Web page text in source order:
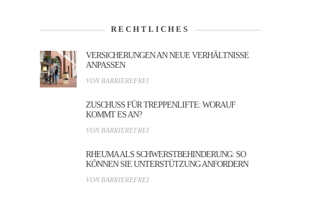
RECHTLICHES
VERSICHERUNGEN AN NEUE VERHÄLTNISSE
ANPASSEN
VON BARRIEREFREI
ZUSCHUSS FÜR TREPPENLIFTE: WORAUF
KOMMT ES AN?
VON BARRIEREFREI
RHEUMA ALS SCHWERSTBEHINDERUNG: SO
KÖNNEN SIE UNTERSTÜTZUNG ANFORDERN
VON BARRIEREFREI